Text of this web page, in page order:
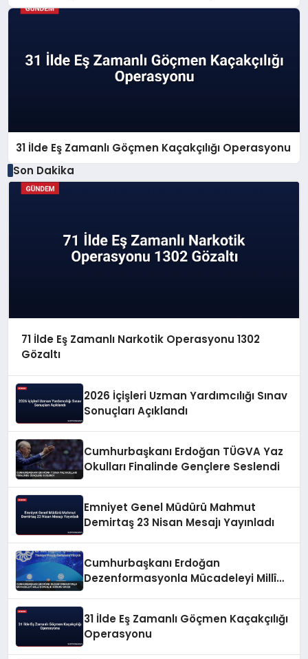
31 İlde Eş Zamanlı Göçmen Kaçakçılığı Operasyonu
Son Dakika
71 İlde Eş Zamanlı Narkotik Operasyonu 1302
Gözaltı
2026 İçişleri Uzman Yardımcılığı Sınav
Sonuçları Açıklandı
Cumhurbaşkanı Erdoğan TÜGVA Yaz
Okulları Finalinde Gençlere Seslendi
Emniyet Genel Müdürü Mahmut
Demirtaş 23 Nisan Mesajı Yayınladı
Cumhurbaşkanı Erdoğan
Dezenformasyonla Mücadeleyi Millî
31 İlde Eş Zamanlı Göçmen Kaçakçılığı
Operasyonu